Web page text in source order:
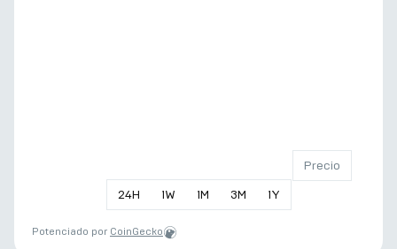
24H 1W 1M 3M 1Y
Precio
Potenciado por CoinGecko